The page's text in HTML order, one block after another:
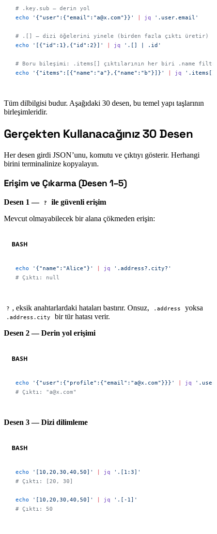
# .key.sub — derin yol
echo '{"user":{"email":"a@x.com"}}' jq '.user.email'
# .[] — dizi öğelerini yinele (birden fazla çıktı üretir)
echo '[{"id":1},{"id":2}]' jq '.[] | .id'
# Boru bileşimi: .items[] çıktılarının her biri .name
echo '{"items":[{"name":"a"},{"name":"b"}]}' jq '.items[]
Tüm dilbilgisi budur. Aşağıdaki 30 desen, bu temel yapı taşlarının
birleşimleridir.
#
Gerçekten Kullanacağınız 30 Desen
Her desen girdi JSON’unu, komutu ve çıktıyı gösterir. Herhangi
birini terminalinize kopyalayın.
#
Erişim ve Çıkarma (Desen 1–5)
Desen 1 — ?
ile güvenli erişim
Mevcut olmayabilecek bir alana çökmeden erişin:
BASH
echo '{"name":"Alice"}' | jq '.address?.city?'
# Çıktı: null
? , eksik anahtarlardaki hataları bastırır. Onsuz, .address yoksa
.address.city
bir tür hatası verir.
Desen 2 — Derin yol erişimi
BASH
echo '{"user":{"profile":{"email":"a@x.com"}}}' | jq
# Çıktı: "a@x.com"
Desen 3 — Dizi dilimleme
BASH
echo '[10,20,30,40,50]' | jq '.[1:3]'
# Çıktı: [20, 30]
echo '[10,20,30,40,50]' | jq '.[-1]'
# Çıktı: 50